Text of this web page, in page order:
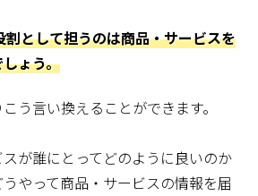
として担うのは商品・サービスを
ょう。
う言い換えることができます。
スが誰にとってどのように良いのか
やって商品・サービスの情報を届